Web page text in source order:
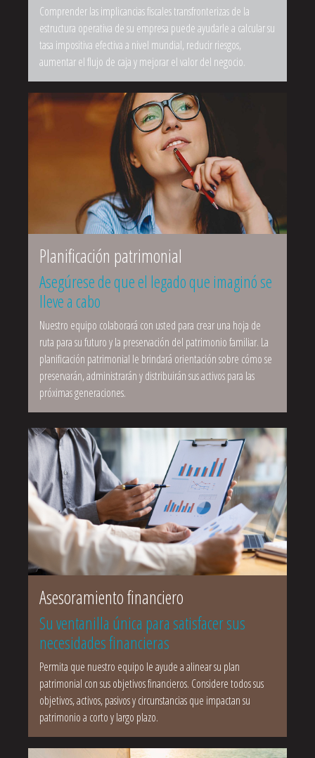
Comprender las implicancias fiscales transfronterizas de la
estructura operativa de su empresa puede ayudarle a calcular su
tasa impositiva efectiva a nivel mundial, reducir riesgos,
aumentar el flujo de caja y mejorar el valor del negocio.
Planificación patrimonial
Asegúrese de que el legado que imaginó se
lleve a cabo
Nuestro equipo colaborará con usted para crear una hoja de
ruta para su futuro y la preservación del patrimonio familiar. La
planificación patrimonial le brindará orientación sobre cómo se
preservarán, administrarán y distribuirán sus activos para las
próximas generaciones.
Asesoramiento financiero
Su ventanilla única para satisfacer sus
necesidades financieras
Permita que nuestro equipo le ayude a alinear su plan
patrimonial con sus objetivos financieros. Considere todos sus
objetivos, activos, pasivos y circunstancias que impactan su
patrimonio a corto y largo plazo.